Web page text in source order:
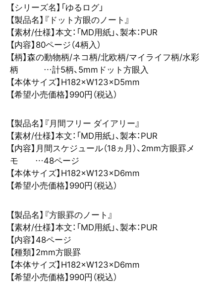
【シリーズ名】「ゆるログ」
【製品名】『ドット方眼のノート』
【素材/仕様】本文：「MD用紙」、製本：PUR
【内容】80ページ（4柄入）
【柄】森の動物柄/ネコ柄/北欧柄/マイライフ柄/水彩
柄 …計5柄、5mmドット方眼入
【本体サイズ】H182×W123×D5mm
【希望小売価格】990円（税込）
【製品名】『月間フリー ダイアリー』
【素材/仕様】本文：「MD用紙」、製本：PUR
【内容】月間スケジュール（18ヵ月）、2mm方眼罫メ
モ …48ページ
【本体サイズ】H182×W123×D6mm
【希望小売価格】990円（税込）
【製品名】『方眼罫のノート』
【素材/仕様】本文：「MD用紙」、製本：PUR
【内容】48ページ
【種類】2mm方眼罫
【本体サイズ】H182×W123×D6mm
【希望小売価格】990円（税込）